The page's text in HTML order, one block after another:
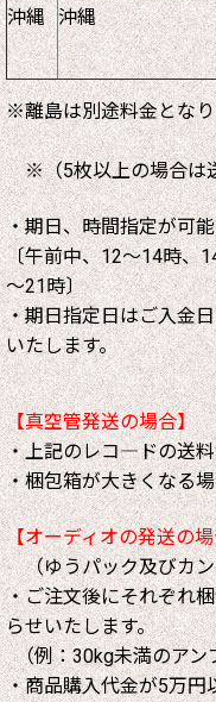
沖縄 沖縄
※離島は別途料金となり
※（5枚以上の場合は
・期日、時間指定が可能
〔午前中、12～14時、
～21時〕
・期日指定日はご入金
いたします。
【真空管発送の場合】
・上記のレコ―ドの送
・梱包箱が大きくなる
【オーディオの発送の
（ゆうパック及びカン
・ご注文後にそれぞれ
らせいたします。
（例：30kg未満のアン
・商品購入代金が5万円